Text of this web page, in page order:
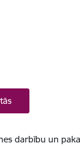
darbību un